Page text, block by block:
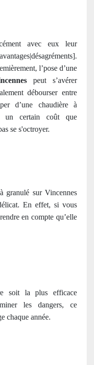
avec eux leur
l’pose d’une
peut s’avérer
débourser entre
d’une chaudière à
un certain coût que
se s'octroyer.
granulé sur Vincennes
En effet, si vous
en compte qu’elle
soit la plus efficace
les dangers, ce
chaque année.